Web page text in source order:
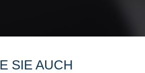
SIE AUCH